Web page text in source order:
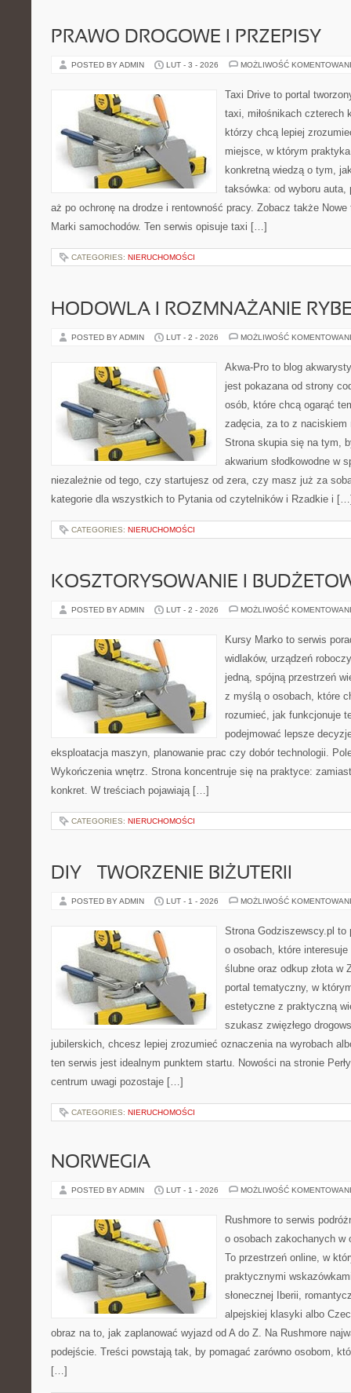
PRAWO DROGOWE I PRZEPISY
POSTED BY ADMIN LUT - 3 - 2026 MOŻLIWOŚĆ
Taxi Drive to portal
taxi, miłośnikach czterech
którzy chcą lepiej
miejsce, w którym
konkretną wiedzą o tym,
taksówka: od wyboru
aż po ochronę na drodze i rentowność pracy. Zobacz także
Marki samochodów. Ten serwis opisuje taxi […]
CATEGORIES: NIERUCHOMOŚCI
HODOWLA I ROZMNAŻANIE
POSTED BY ADMIN LUT - 2 - 2026 MOŻLIWOŚĆ
Akwa-Pro to blog
jest pokazana od strony
osób, które chcą ogarąć
zadęcia, za to z naciskiem
Strona skupia się na tym,
akwarium słodkowodne w
niezależnie od tego, czy startujesz od zera, czy masz już za
kategorie dla wszystkich to Pytania od czytelników i Rzadkie i
CATEGORIES: NIERUCHOMOŚCI
KOSZTORYSOWANIE I
POSTED BY ADMIN LUT - 2 - 2026 MOŻLIWOŚĆ
Kursy Marko to serwis
widlaków, urządzeń
jedną, spójną przestrzeń
z myślą o osobach, które
rozumieć, jak funkcjonuje
podejmować lepsze
eksploatacja maszyn, planowanie prac czy dobór technologii.
Wykończenia wnętrz. Strona koncentruje się na praktyce:
konkret. W treściach pojawiają […]
CATEGORIES: NIERUCHOMOŚCI
DIY – TWORZENIE BIŻUTERII
POSTED BY ADMIN LUT - 1 - 2026 MOŻLIWOŚĆ
Strona Godziszewscy.pl to
o osobach, które
ślubne oraz odkup złota w
portal tematyczny, w
estetyczne z praktyczną
szukasz zwięzłego
jubilerskich, chcesz lepiej zrozumieć oznaczenia na wyrobach
ten serwis jest idealnym punktem startu. Nowości na stronie
centrum uwagi pozostaje […]
CATEGORIES: NIERUCHOMOŚCI
NORWEGIA
POSTED BY ADMIN LUT - 1 - 2026 MOŻLIWOŚĆ
Rushmore to serwis
o osobach zakochanych w
To przestrzeń online, w
praktycznymi
słonecznej Iberii,
alpejskiej klasyki albo
obraz na to, jak zaplanować wyjazd od A do Z. Na Rushmore
podejście. Treści powstają tak, by pomagać zarówno osobom,
[…]